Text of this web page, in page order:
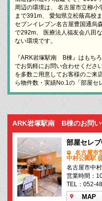
周辺の環境は、 名古屋市立柳
まで391m、 愛知県立松蔭高校
セブンイレブン名古屋豊国通烏
で292m、 医療法人福友会八田
ない環境です。
『ARK岩塚駅南 B棟』はもち
でお気軽にお問い合わせくださ
を多数ご用意してお客様のご来
ら物件数・実績No.1の「部屋セ
ARK岩塚駅南 B棟のお問い
部屋セレ
名古屋市
中村公園駅
名古屋市中
営業時間：
TEL：052-
MAP